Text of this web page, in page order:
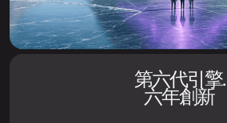
第六代引擎.
六年創新